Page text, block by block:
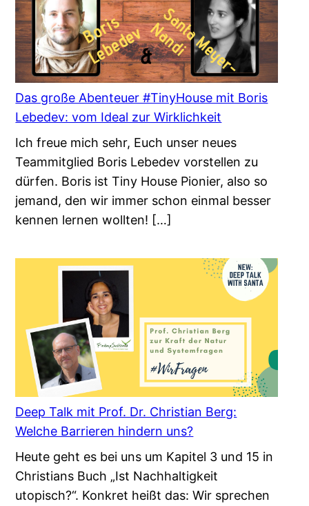
Das große Abenteuer #TinyHouse mit Boris
Lebedev: vom Ideal zur Wirklichkeit
Ich freue mich sehr, Euch unser neues
Teammitglied Boris Lebedev vorstellen zu
dürfen. Boris ist Tiny House Pionier, also so
jemand, den wir immer schon einmal besser
kennen lernen wollten! […]
Deep Talk mit Prof. Dr. Christian Berg:
Welche Barrieren hindern uns?
Heute geht es bei uns um Kapitel 3 und 15 in
Christians Buch „Ist Nachhaltigkeit
utopisch?“. Konkret heißt das: Wir sprechen